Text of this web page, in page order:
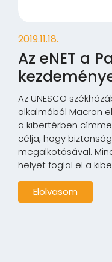
2019.11.18.
Az eNET a
Az UNESCO
alkalmából Macron
a kibertérben
célja, hogy
megalkotásával.
helyet foglal el a
Elolvasom